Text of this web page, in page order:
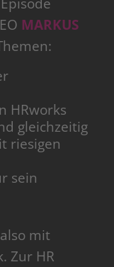
MARKUS
HRworks
gleichzeitig
riesigen
sein
mit
Zur HR